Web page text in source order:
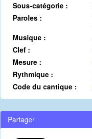
Sous-catégorie :
Paroles :
Musique :
Clef :
Mesure :
Rythmique :
Code du cantique :
Partager